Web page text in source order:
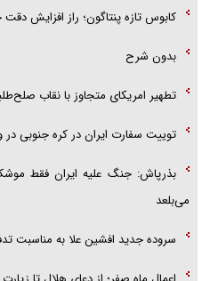
کابوس تازه پنتاگون؛ راز افزایش
بدون شرح
تطهیر امریکای متجاوز با نقاب
توییت سفارت ایران در کره جنوبی در
بذرپاش: ‏جنگ علیه ایران فقط
می‌بلعد
سروده جدید افشین علا به مناسبت